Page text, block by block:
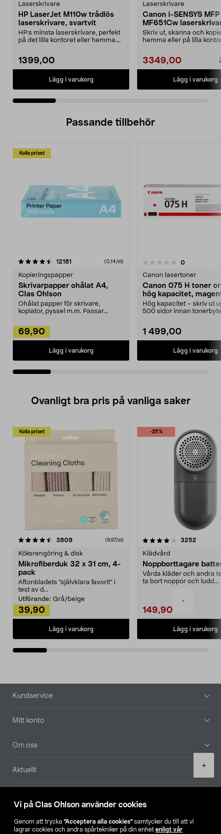
Vi på Clas Ohlson använder cookies
Genom att trycka ”Acceptera alla cookies” samtycker du till att vi
lagrar cookies och andra spårtekniker på din enhet enligt vår
-
+
Laserskrivare
HP LaserJet M110w trådlös
laserskrivare, svartvit
HP:s minsta laserskrivare, perfekt
på det lilla kontoret eller hemma.
1399,00
Lägg i varukorg
Laserskrivare
Canon i-SENSYS MFP
MF651Cw
skanner
Skriv ut, skanna och
hemma eller på lilla
3349,00
Lägg i varukorg
Passande tillbehör
Kolla priset
12181 (0,14/st)
Kopieringspapper
Skrivarpapper ohålat A4,
Clas Ohlson
Ohålat papper för skrivare,
kopiator, pyssel m.m. Passar
69,90
Lägg i varukorg
0.0 av 5 stjärnor 0recensioner
Canon lasertoner
Canon 075 H toner
hög kapacitet,
Hög kapacitet – skriv ut
500 sidor innan
1 499,00
Lägg i varukorg
0.0 av 5 stjärnor
Ovanligt bra pris på vanliga saker
Kolla priset
3809recensioner (9,97/st)
Köksrengöring & disk
Mikrofiberduk 32 x 31 cm, 4-
pack
Aftonbladets "självklara favorit” i
test av d...
Utförande: Grå/beige
39,90
Lägg i varukorg
-25%
4.0av 5 stjärnor 3252
Klädvård
Noppborttagare
Vårda kläder och andra
ta bort noppor och ludd.
149,90
Lägg i varukorg
4.5av 5 stjärnor
Sidfot
Kundservice
Mitt konto
Om oss
Aktuellt
Hitta butik